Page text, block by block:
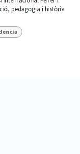
pedagogia i història